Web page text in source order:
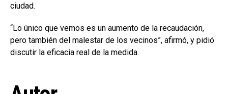
ciudad.
“Lo único que vemos es un aumento de la recaudación,
pero también del malestar de los vecinos”, afirmó, y pidió
discutir la eficacia real de la medida.